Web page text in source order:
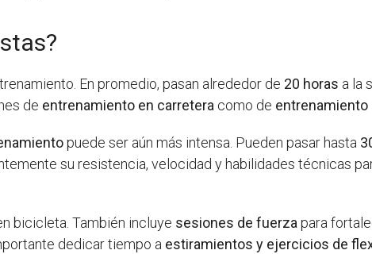
En promedio, pasan alrededor de 20 horas a la
de entrenamiento en carretera como de
puede ser aún más intensa. Pueden pasar hasta
su resistencia, velocidad y habilidades técnicas
bicicleta. También incluye sesiones de fuerzapara
dedicar tiempo a estiramientos y ejercicios de